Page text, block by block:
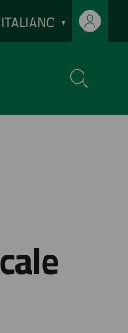
ITALIANO ▼